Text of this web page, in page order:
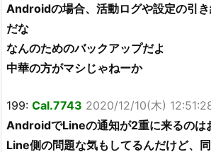
Androidの場合、活動ログや設定の引
だな
なんのためのバックアップだよ
中華の方がマシじゃねーか
199: Cal.7743 2020/12/10(木)
AndroidでLineの通知が2重に来るのは
Line側の問題な気もしてるんだけど、